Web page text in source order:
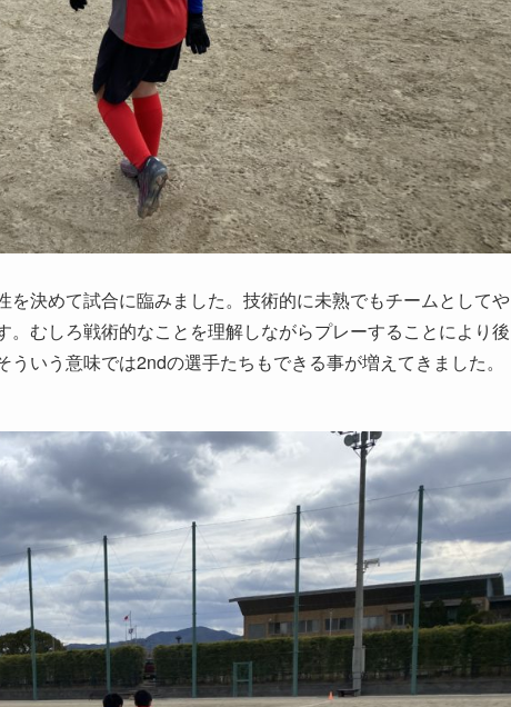
決めて試合に臨みました。技術的に未熟でもチームとしてや
むしろ戦術的なことを理解しながらプレーすることにより後
いう意味では2ndの選手たちもできる事が増えてきました。